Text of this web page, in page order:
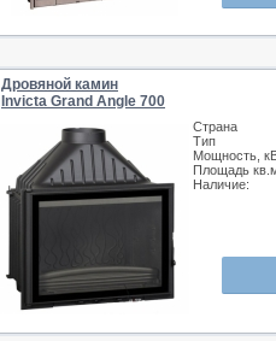
Дровяной камин
Invicta Grand Angle 700
Страна
Тип
Мощность,
Площадь
Наличие: